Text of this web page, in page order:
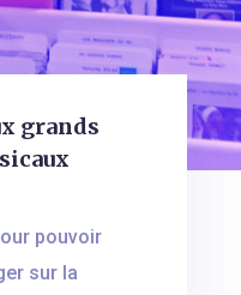
grands
pouvoir
sur la